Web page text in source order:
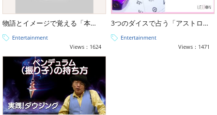
物語とイメージで覚える「本格タロット占い講座（大アルカナ・小アルカナ）」
Entertainment
Views：1624
3つのダイスで占う「アストロダイス占い講座」
Entertainment
Views：1471